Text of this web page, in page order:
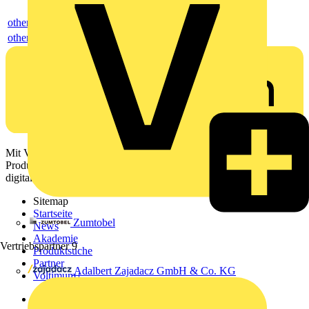
Zumtobel
Vertriebspartner 9
Adalbert Zajadacz GmbH & Co. KG
others
others
Mit Voltimum erhalten Elektrofachkräfte Zugang zu Branchennews,
Produktinformationen, Schulungen und Tools – alles auf einer
digitalen Plattform und Community.
Sitemap
Startseite
News
Akademie
Produktsuche
Partner
Voltimum+